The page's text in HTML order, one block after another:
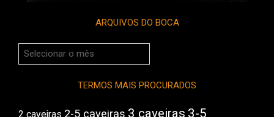
ARQUIVOS DO BOCA
Arquivos
do
TERMOS MAIS PROCURADOS
2 caveiras 2-5 caveiras 3 caveiras 3-5